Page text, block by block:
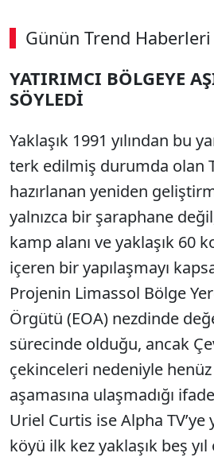
Günün Trend Haberleri
YATIRIMCI BÖLGEYE
SÖYLEDİ
Yaklaşık 1991 yılından bu
terk edilmiş durumda olan
hazırlanan yeniden
yalnızca bir şaraphane
kamp alanı ve yaklaşık 60
içeren bir yapılaşmayı
Projenin Limassol Bölge
Örgütü (EOA) nezdinde
sürecinde olduğu, ancak
çekinceleri nedeniyle
aşamasına ulaşmadığı
Uriel Curtis ise Alpha TV’ye
köyü ilk kez yaklaşık beş